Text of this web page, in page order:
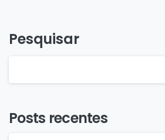
Pesquisar
Posts recentes